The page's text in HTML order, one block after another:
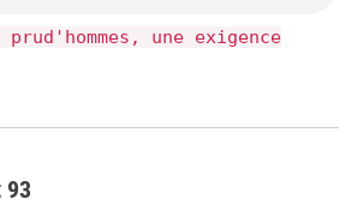
une exigence
93